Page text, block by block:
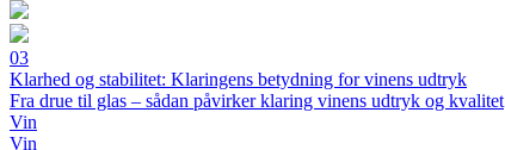
03
Klarhed og stabilitet: Klaringens betydning for vinens udtryk
Fra drue til glas – sådan påvirker klaring vinens udtryk og kvalitet
Vin
Vin